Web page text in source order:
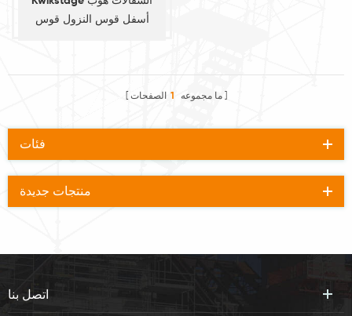
أسفل قوس النزول قوس
ما مجموعه 1 الصفحات
فئات
منتجات جديدة
اتصل بنا